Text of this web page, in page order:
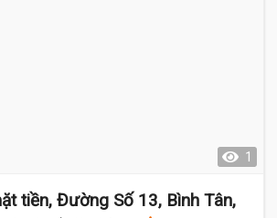
1
tiền, Đường Số 13, Bình Tân,